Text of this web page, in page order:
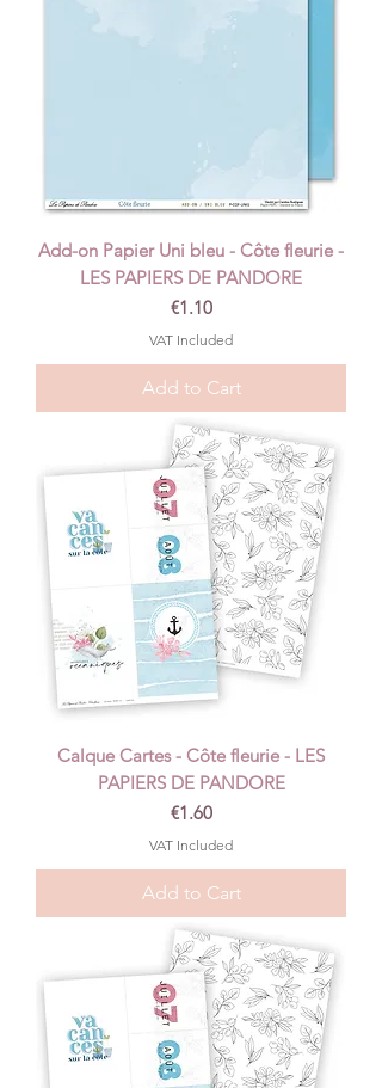
Add-on Papier Uni bleu - Côte fleurie -
LES PAPIERS DE PANDORE
Price
€1.10
VAT Included
Add to Cart
Calque Cartes - Côte fleurie - LES
PAPIERS DE PANDORE
Price
€1.60
VAT Included
Add to Cart